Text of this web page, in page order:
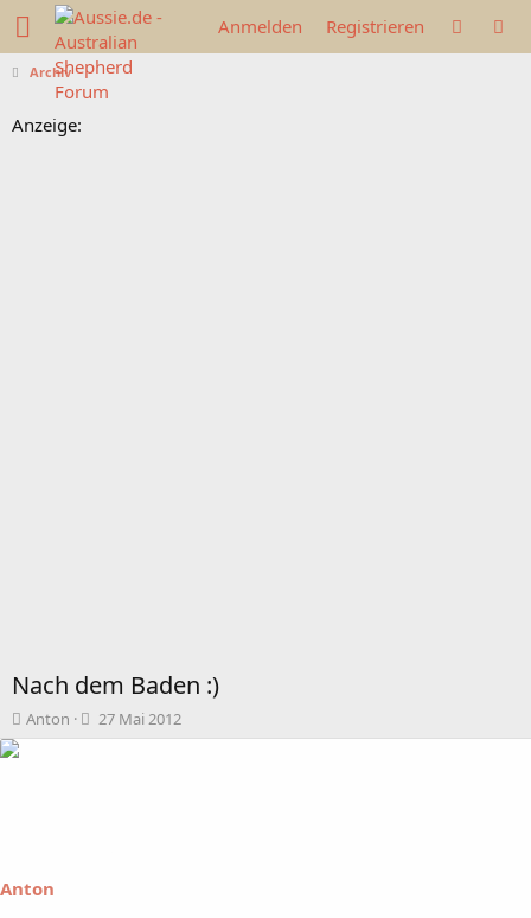
Anmelden Registrieren
Archiv
Anzeige:
Nach dem Baden :)
T
h
a
Anton
B
e
27 Mai 2012
Anton